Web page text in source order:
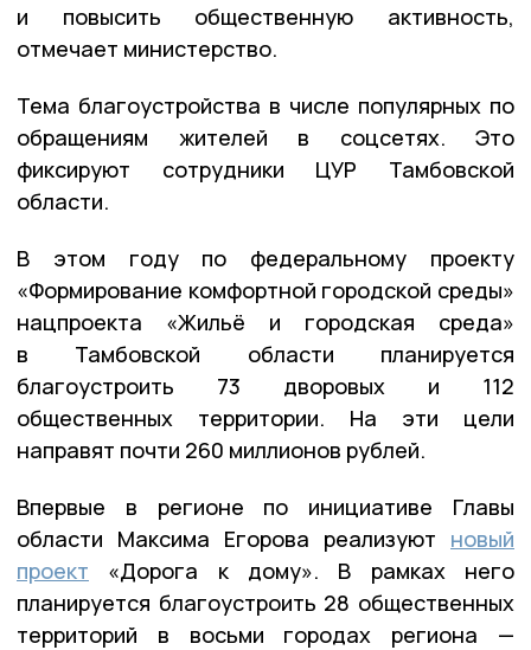
и повысить общественную активность,
отмечает министерство.
Тема благоустройства в числе популярных по
обращениям жителей в соцсетях. Это
фиксируют сотрудники ЦУР Тамбовской
области.
В этом году по федеральному проекту
«Формирование комфортной городской среды»
нацпроекта «Жильё и городская среда»
в Тамбовской области планируется
благоустроить 73 дворовых и 112
общественных территории. На эти цели
направят почти 260 миллионов рублей.
Впервые в регионе по инициативе Главы
области Максима Егорова реализуют новый
проект «Дорога к дому». В рамках него
планируется благоустроить 28 общественных
территорий в восьми городах региона —